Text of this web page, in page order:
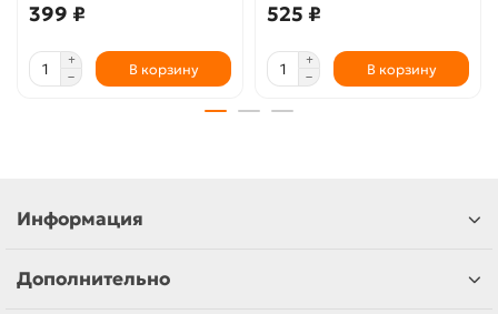
399 ₽
В корзину
525 ₽
В корзину
Информация
Дополнительно